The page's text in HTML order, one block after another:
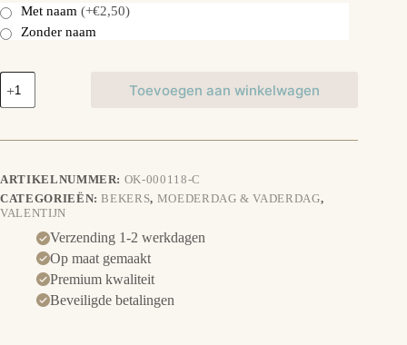
Met naam (+€2,50)
Zonder naam
Beker
Love
Toevoegen aan winkelwagen
ARTIKELNUMMER: OK-000118-C
CATEGORIEËN:BEKERS, MOEDERDAG & VADERDAG,
VALENTIJN
Verzending 1-2 werkdagen
Op maat gemaakt
Premium kwaliteit
Beveiligde betalingen